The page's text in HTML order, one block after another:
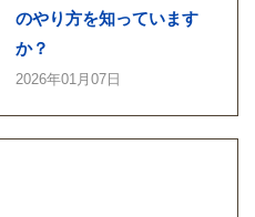
のやり方を知っています
か？
2026年01月07日